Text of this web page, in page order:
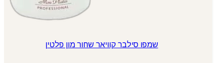
שמפו סילבר קוויאר שחור מון פלטין